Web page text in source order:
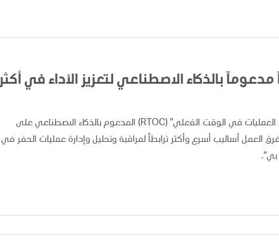
بالذكاء الاصطناعي لتعزيز الأداء في أكثر
أعلنت "أدنوك" اليوم عن تطبيق ونشر نظام "مركز متابعة العمليات في الوقت الفعلي" (RTOC) المدعوم بالذكاء الاصطناعي على
حفر، مما يوفر لفرق العمل أساليب أسرع وأكثر ترابطاً لمراقبة وتحليل وإدارة عمليات الحفر في
بي".